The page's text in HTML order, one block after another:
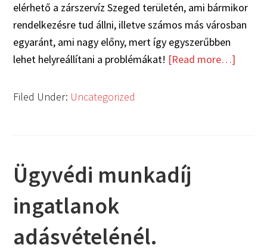
elérhető a zárszervíz Szeged területén, ami bármikor
rendelkezésre tud állni, illetve számos más városban
egyaránt, ami nagy előny, mert így egyszerűbben
lehet helyreállítani a problémákat! [Read more…]
Filed Under: Uncategorized
Ügyvédi munkadíj
ingatlanok
adásvételénél.